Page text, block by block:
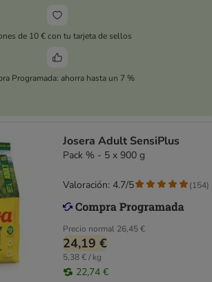
de 10 € con tu tarjeta de sellos
Programada: ahorra hasta un 7 %
Josera Adult SensiPlus
Pack % - 5 x 900 g
Precio normal 26,45 €
24,19 €
5,38 € / kg
22,74 €
Valoración: 4.7/5 (154)